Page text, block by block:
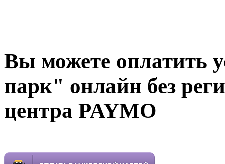
Вы можете
парк" онлайн без
центра PAYMO